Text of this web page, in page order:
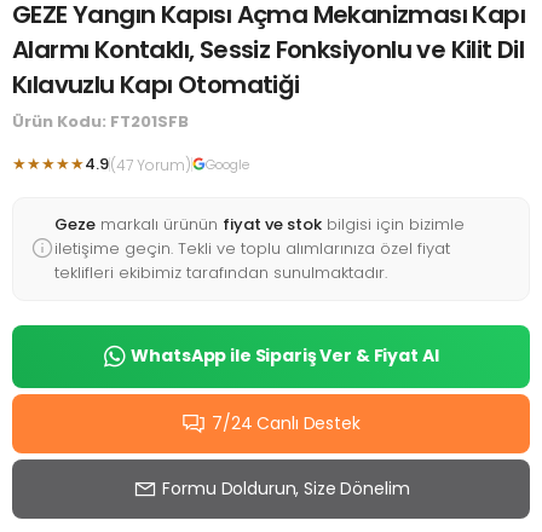
GEZE Yangın Kapısı Açma Mekanizması Kapı
Alarmı Kontaklı, Sessiz Fonksiyonlu ve Kilit Dil
Kılavuzlu Kapı Otomatiği
Ürün Kodu: FT201SFB
★★★★★4.9(47 Yorum) Google
Geze markalı ürünün fiyat ve stok bilgisi için bizimle
iletişime geçin. Tekli ve toplu alımlarınıza özel fiyat
teklifleri ekibimiz tarafından sunulmaktadır.
WhatsApp ile Sipariş Ver & Fiyat Al
7/24 Canlı Destek
Formu Doldurun, Size Dönelim